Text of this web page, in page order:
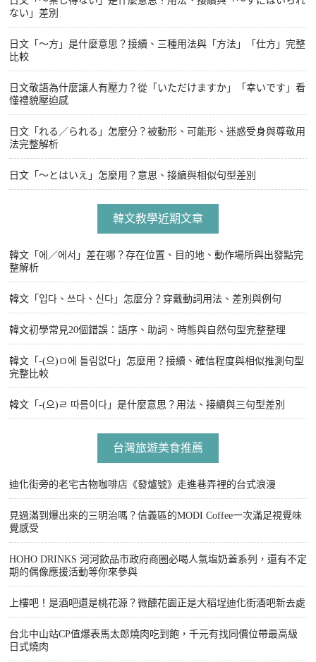
ない」差別
日文「〜方」是什麼意思？接續、三種用法與「方法」「仕方」完整
比較
日文敬語為什麼讓人有壓力？從「いただけますか」「幸いです」看
懂禮貌壓迫感
日文「れる／られる」怎麼分？被動形、可能形、迷惑受身與尊敬用
法完整解析
日文「〜とはいえ」怎麼用？意思、接續與相似句型差別
韓文教學近期文章
韓文「에／에서」差在哪？存在位置、目的地、動作場所與出發點完
整解析
韓文「입다、쓰다、신다」怎麼分？穿戴動詞用法、差別與例句
韓文初學常見20個錯誤：語序、助詞、時態與自然句型完整整理
韓文「-(으)ㅁ에 틀림없다」怎麼用？接續、確信程度與相似推測句型
完整比較
韓文「-(으)ㄹ 따름이다」是什麼意思？用法、接續與三句型差別
台灣旅遊美食推薦
迪化街旁的老宅古物咖啡店《發爐號》走進巷弄裡的台式浪漫
見過滿到爆出來的三明治嗎？信義區的MODI Coffee一次滿足視覺味
覺感受
HOHO DRINKS 河河飲品市政府商圈必喝人氣塩奶蓋系列，還有不定
期的偶像應援活動等你來參與
上樓吧！是酒吧還是桃花源？微醺花園正是大稻埕迪化街酒吧新去處
台北中山站CP值爆表馬太郎燒肉吃到飽，千元有找同價位帶最高級
日式燒肉